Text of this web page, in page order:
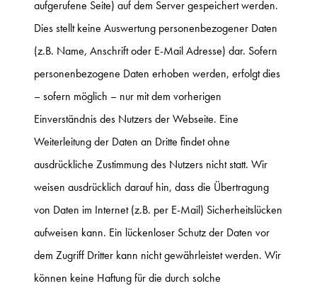
aufgerufene Seite) auf dem Server gespeichert werden.
Dies stellt keine Auswertung personenbezogener Daten
(z.B. Name, Anschrift oder E-Mail Adresse) dar. Sofern
personenbezogene Daten erhoben werden, erfolgt dies
– sofern möglich – nur mit dem vorherigen
Einverständnis des Nutzers der Webseite. Eine
Weiterleitung der Daten an Dritte findet ohne
ausdrückliche Zustimmung des Nutzers nicht statt. Wir
weisen ausdrücklich darauf hin, dass die Übertragung
von Daten im Internet (z.B. per E-Mail) Sicherheitslücken
aufweisen kann. Ein lückenloser Schutz der Daten vor
dem Zugriff Dritter kann nicht gewährleistet werden. Wir
können keine Haftung für die durch solche